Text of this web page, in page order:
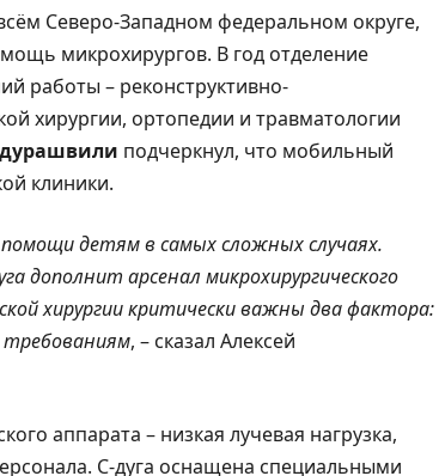
Северо-Западном федеральном округе,
микрохирургов. В год отделение
работы – реконструктивно-
хирургии, ортопедии и травматологии
подчеркнул, что мобильный
клиники.
детям в самых сложных случаях.
дополнит арсенал микрохирургического
хирургии критически важны два фактора:
требованиям, – сказал Алексей
аппарата – низкая лучевая нагрузка,
С‑дуга оснащена специальными